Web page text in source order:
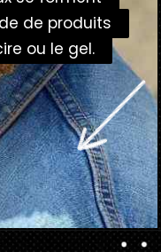
de produits
ou le gel.
de produits
ou le gel.